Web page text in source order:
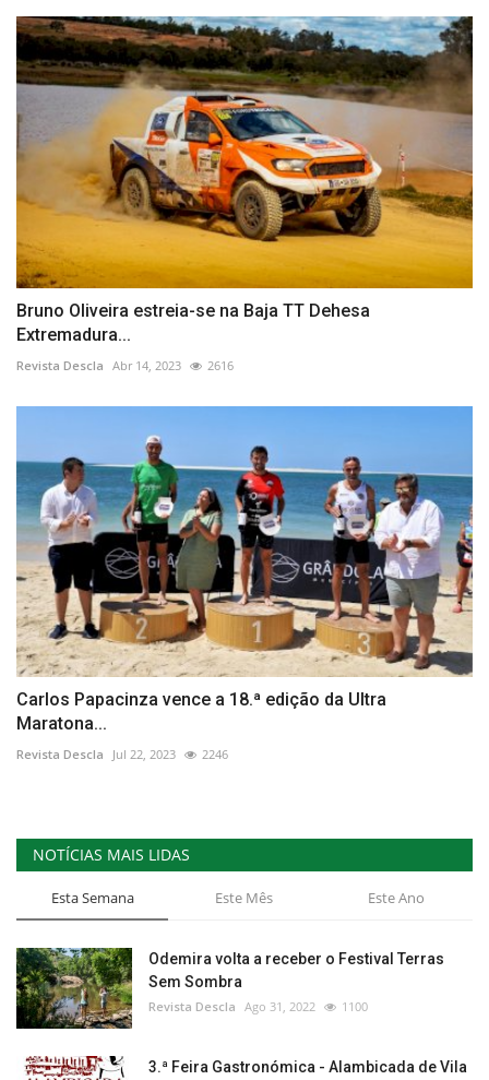
Bruno Oliveira estreia-se na Baja TT Dehesa
Extremadura...
Revista Descla Abr 14, 2023 2616
Carlos Papacinza vence a 18.ª edição da Ultra
Maratona...
Revista Descla Jul 22, 2023 2246
NOTÍCIAS MAIS LIDAS
Esta Semana Este Mês Este Ano
Odemira volta a receber o Festival Terras
Sem Sombra
Revista Descla Ago 31, 2022 1100
3.ª Feira Gastronómica - Alambicada de Vila